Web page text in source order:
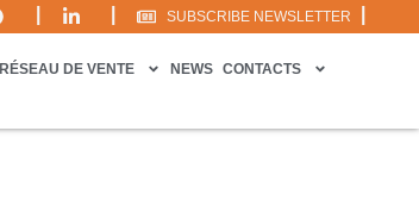
SUBSCRIBE NEWSLETTER
RÉSEAU DE VENTE NEWS
CONTACTS